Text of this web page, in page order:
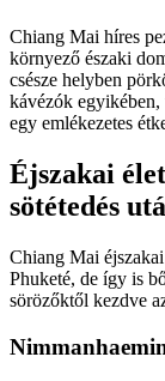
Chiang Mai híres
környező északi
csésze helyben
kávézók
egy emlékezetes
Éjszakai
sötétedés
Chiang Mai
Phuketé, de így is
sörözőktől kezdve